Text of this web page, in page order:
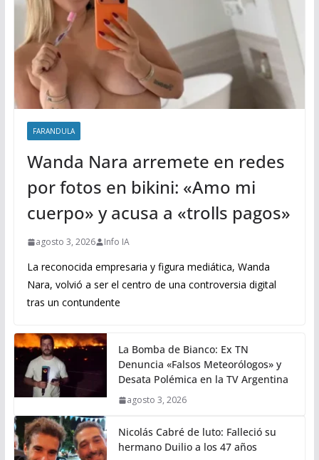
FARANDULA
Wanda Nara arremete en redes
por fotos en bikini: «Amo mi
cuerpo» y acusa a «trolls pagos»
agosto 3, 2026 Info IA
La reconocida empresaria y figura mediática, Wanda
Nara, volvió a ser el centro de una controversia digital
tras un contundente
La Bomba de Bianco: Ex TN
Denuncia «Falsos Meteorólogos» y
Desata Polémica en la TV Argentina
agosto 3, 2026
Nicolás Cabré de luto: Falleció su
hermano Duilio a los 47 años